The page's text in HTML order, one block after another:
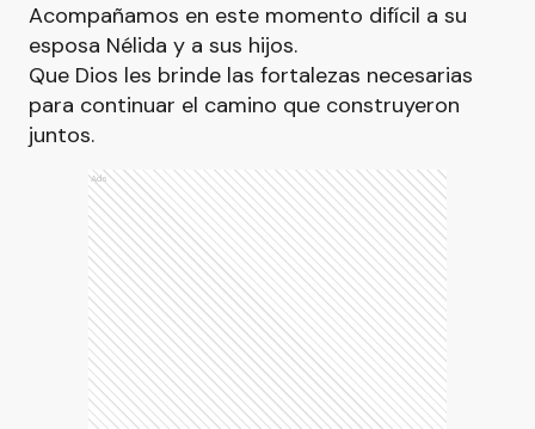
Acompañamos en este momento difícil a su
esposa Nélida y a sus hijos.
Que Dios les brinde las fortalezas necesarias
para continuar el camino que construyeron
juntos.
Ads